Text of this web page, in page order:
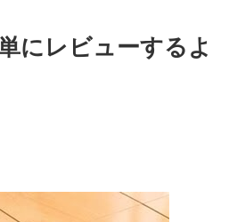
にレビューするよ